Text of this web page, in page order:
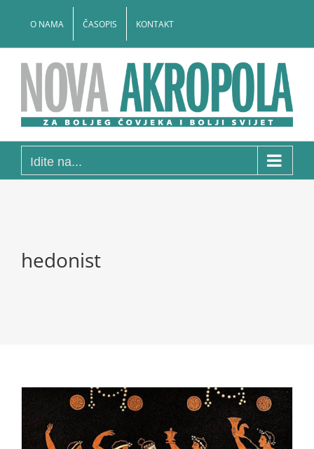
O NAMA ČASOPIS KONTAKT
Idite na...
hedonist